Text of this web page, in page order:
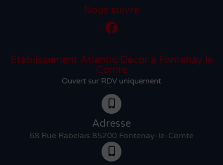
Nous suivre
Établissement Atlantic Décor à Fontenay le
Comte
Ouvert sur RDV uniquement
Adresse
68 Rue Rabelais 85200 Fontenay-le-Comte